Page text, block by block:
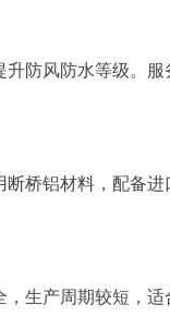
防风防水等级。
桥铝材料，配备
生产周期较短，